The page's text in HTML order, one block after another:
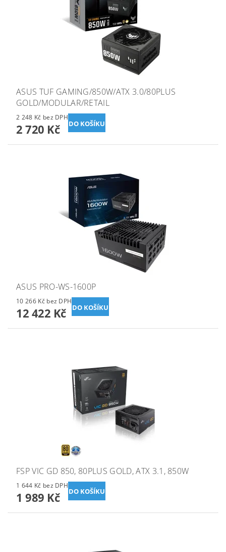
ASUS TUF GAMING/850W/ATX 3.0/80PLUS
GOLD/MODULAR/RETAIL
2 248 Kč bez DPH
2 720 Kč
ASUS PRO-WS-1600P
10 266 Kč bez DPH
12 422 Kč
FSP VIC GD 850, 80PLUS GOLD, ATX 3.1, 850W
1 644 Kč bez DPH
1 989 Kč